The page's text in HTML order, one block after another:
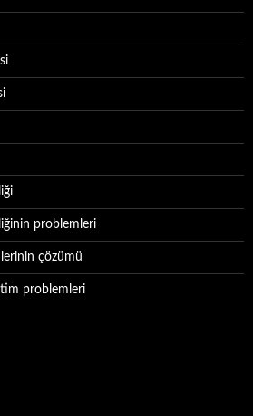
problemleri
çözümü
problemleri